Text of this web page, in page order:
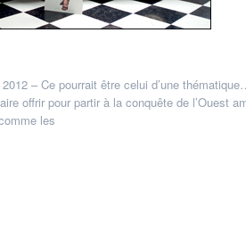
– Ce pourrait être celui d’une
offrir pour partir à la conquête de l’Ouest
les